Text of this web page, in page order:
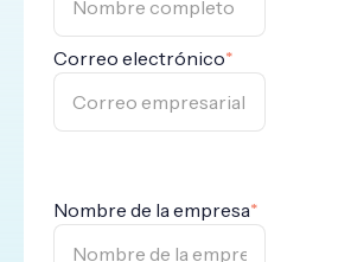
Correo electrónico*
Nombre de la empresa*